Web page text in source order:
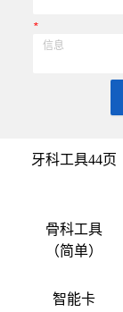
*
牙科工具44页
骨科工具
（简单）
智能卡